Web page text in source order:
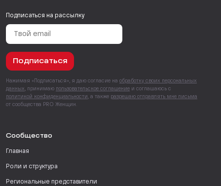
Подписаться на рассылку
Подписаться
Нажимая «Подписаться», я даю согласие на обработку своих персональных
данных , принимаю пользовательское соглашение и соглашаюсь с
политикой конфиденциальности , а также разрешаю отправлять мне письма
от сообщества PRO Женщин.
Сообщество
Главная
Роли и структура
Региональные представители